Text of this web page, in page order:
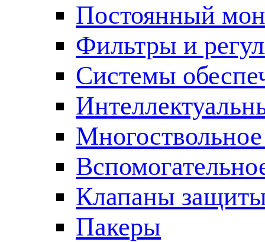
Постоянный
Фильтры и
Cистемы
Клапаны
Пакеры